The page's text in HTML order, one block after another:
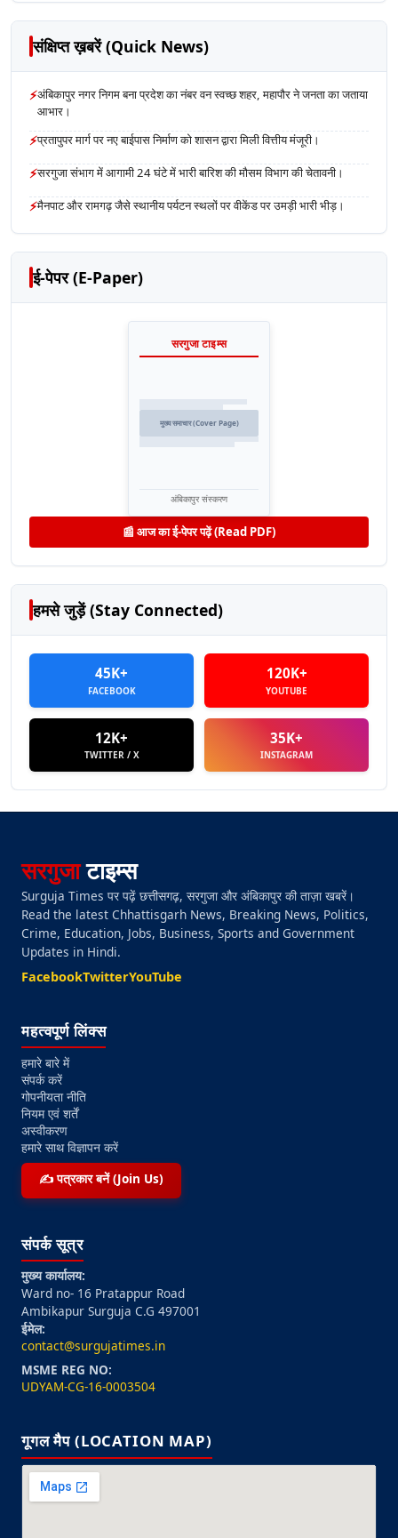
संक्षिप्त ख़बरें (Quick News)
⚡अंबिकापुर नगर निगम बना प्रदेश का नंबर वन स्वच्छ शहर, महापौर ने जनता का जताया
आभार।
⚡प्रतापुपर मार्ग पर नए बाईपास निर्माण को शासन द्वारा मिली वित्तीय मंजूरी।
⚡सरगुजा संभाग में आगामी 24 घंटे में भारी बारिश की मौसम विभाग की चेतावनी।
⚡मैनपाट और रामगढ़ जैसे स्थानीय पर्यटन स्थलों पर वीकेंड पर उमड़ी भारी भीड़।
ई-पेपर (E-Paper)
सरगुजा टाइम्स
मुख्य समाचार (Cover Page)
अंबिकापुर संस्करण
📰 आज का ई-पेपर पढ़ें (Read PDF)
हमसे जुड़ें (Stay Connected)
45K+
FACEBOOK
120K+
YOUTUBE
12K+
TWITTER / X
35K+
INSTAGRAM
सरगुजाटाइम्स
Surguja Times पर पढ़ें छत्तीसगढ़, सरगुजा और अंबिकापुर की ताज़ा खबरें।
Read the latest Chhattisgarh News, Breaking News, Politics,
Crime, Education, Jobs, Business, Sports and Government
Updates in Hindi.
FacebookTwitterYouTube
महत्वपूर्ण लिंक्स
हमारे बारे में
संपर्क करें
गोपनीयता नीति
नियम एवं शर्तें
अस्वीकरण
हमारे साथ विज्ञापन करें
✍️ पत्रकार बनें (Join Us)
संपर्क सूत्र
मुख्य कार्यालय:
Ward no- 16 Pratappur Road
Ambikapur Surguja C.G 497001
ईमेल:
contact@surgujatimes.in
MSME REG NO:
UDYAM-CG-16-0003504
गूगल मैप (LOCATION MAP)